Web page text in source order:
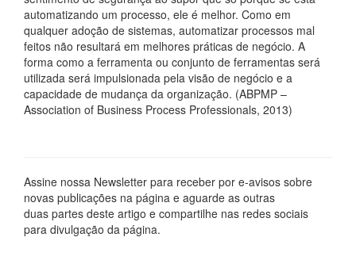
automatizando um processo, ele é melhor. Como em
qualquer adoção de sistemas, automatizar processos mal
feitos não resultará em melhores práticas de negócio. A
forma como a ferramenta ou conjunto de ferramentas será
utilizada será impulsionada pela visão de negócio e a
capacidade de mudança da organização. (ABPMP –
Association of Business Process Professionals, 2013)
Assine nossa Newsletter para receber por e-avisos sobre
novas publicações na página e aguarde as outras
duas partes deste artigo e compartilhe nas redes sociais
para divulgação da página.